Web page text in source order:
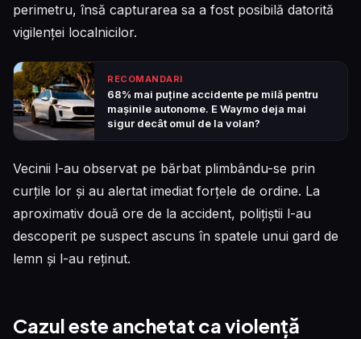
perimetru, însă capturarea sa a fost posibilă datorită
vigilenței localnicilor.
RECOMANDARI
68% mai puține accidente pe milă pentru
mașinile autonome. E Waymo deja mai
sigur decât omul de la volan?
Vecinii l-au observat pe bărbat plimbându-se prin
curțile lor și au alertat imediat forțele de ordine. La
aproximativ două ore de la accident, polițiștii l-au
descoperit pe suspect ascuns în spatele unui gard de
lemn și l-au reținut.
Cazul este anchetat ca violență